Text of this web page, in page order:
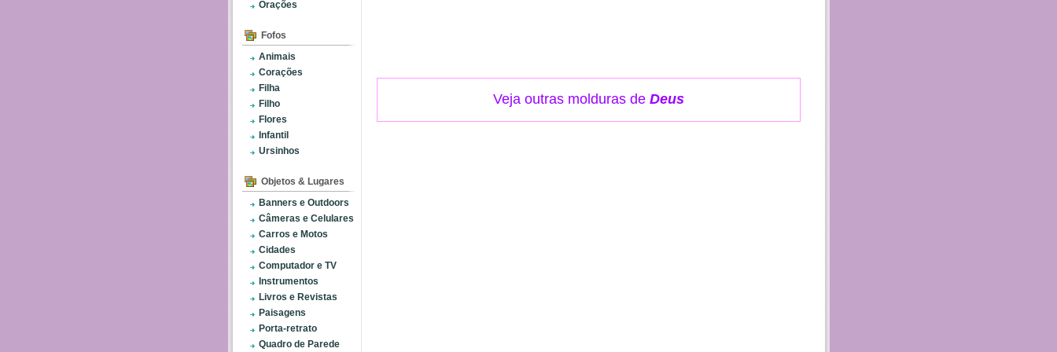
Orações
Fofos
Animais
Corações
Filha
Filho
Flores
Infantil
Ursinhos
Objetos & Lugares
Banners e Outdoors
Câmeras e Celulares
Carros e Motos
Cidades
Computador e TV
Instrumentos
Livros e Revistas
Paisagens
Porta-retrato
Quadro de Parede
Veja outras molduras de Deus